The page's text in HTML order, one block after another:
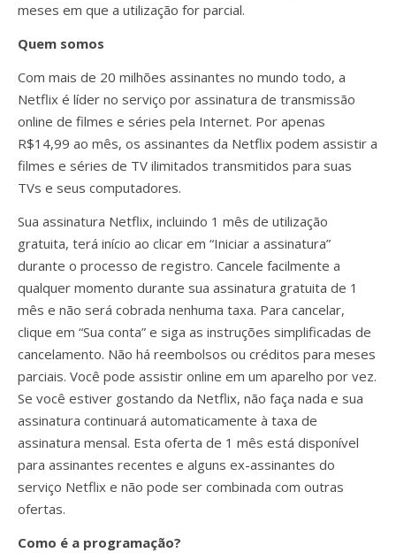
meses em que a utilização for parcial.
Quem somos
Com mais de 20 milhões assinantes no mundo todo, a
Netflix é líder no serviço por assinatura de transmissão
online de filmes e séries pela Internet. Por apenas
R$14,99 ao mês, os assinantes da Netflix podem assistir a
filmes e séries de TV ilimitados transmitidos para suas
TVs e seus computadores.
Sua assinatura Netflix, incluindo 1 mês de utilização
gratuita, terá início ao clicar em “Iniciar a assinatura”
durante o processo de registro. Cancele facilmente a
qualquer momento durante sua assinatura gratuita de 1
mês e não será cobrada nenhuma taxa. Para cancelar,
clique em “Sua conta” e siga as instruções simplificadas de
cancelamento. Não há reembolsos ou créditos para meses
parciais. Você pode assistir online em um aparelho por vez.
Se você estiver gostando da Netflix, não faça nada e sua
assinatura continuará automaticamente à taxa de
assinatura mensal. Esta oferta de 1 mês está disponível
para assinantes recentes e alguns ex-assinantes do
serviço Netflix e não pode ser combinada com outras
ofertas.
Como é a programação?